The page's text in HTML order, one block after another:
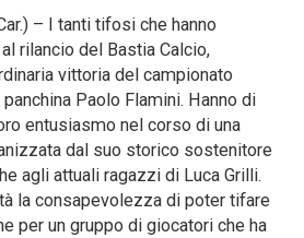
– I tanti tifosi che hanno
rilancio del Bastia Calcio,
vittoria del campionato
Paolo Flamini. Hanno di
entusiasmo nel corso di una
dal suo storico sostenitore
agli attuali ragazzi di Luca Grilli.
la consapevolezza di poter tifare
per un gruppo di giocatori che ha